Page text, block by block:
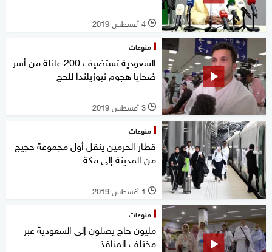
l 4 أغسطس 2019
منوعات
السعودية تستضيف 200 عائلة من أسر
ضحايا هجوم نيوزيلندا للحج
l 3 أغسطس 2019
منوعات
قطار الحرمين ينقل أول مجموعة حجيج
من المدينة إلى مكة
l 1 أغسطس 2019
منوعات
مليون حاج يصلون إلى السعودية عبر
مختلف المنافذ